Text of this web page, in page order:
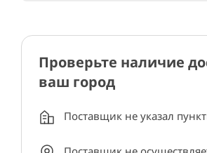
Проверьте наличие
ваш город
Поставщик не указал